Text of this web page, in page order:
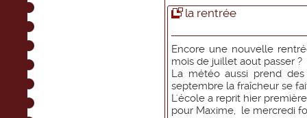
la rentrée
Encore une nouvelle
mois de juillet aout passer ?
La météo aussi prend
septembre la fraîcheur se
L'école a reprit hier
pour Maxime, le mercredi